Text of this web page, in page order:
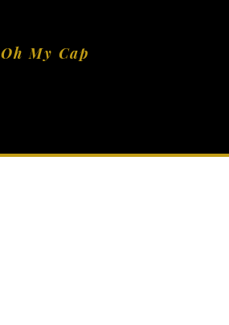
Oh My Cap